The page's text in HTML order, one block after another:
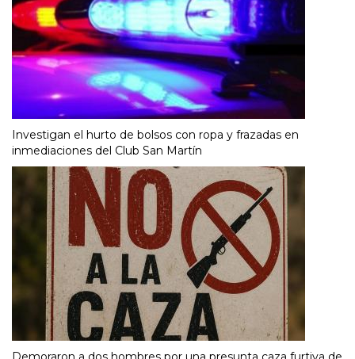
Investigan el hurto de bolsos con ropa y frazadas en
inmediaciones del Club San Martín